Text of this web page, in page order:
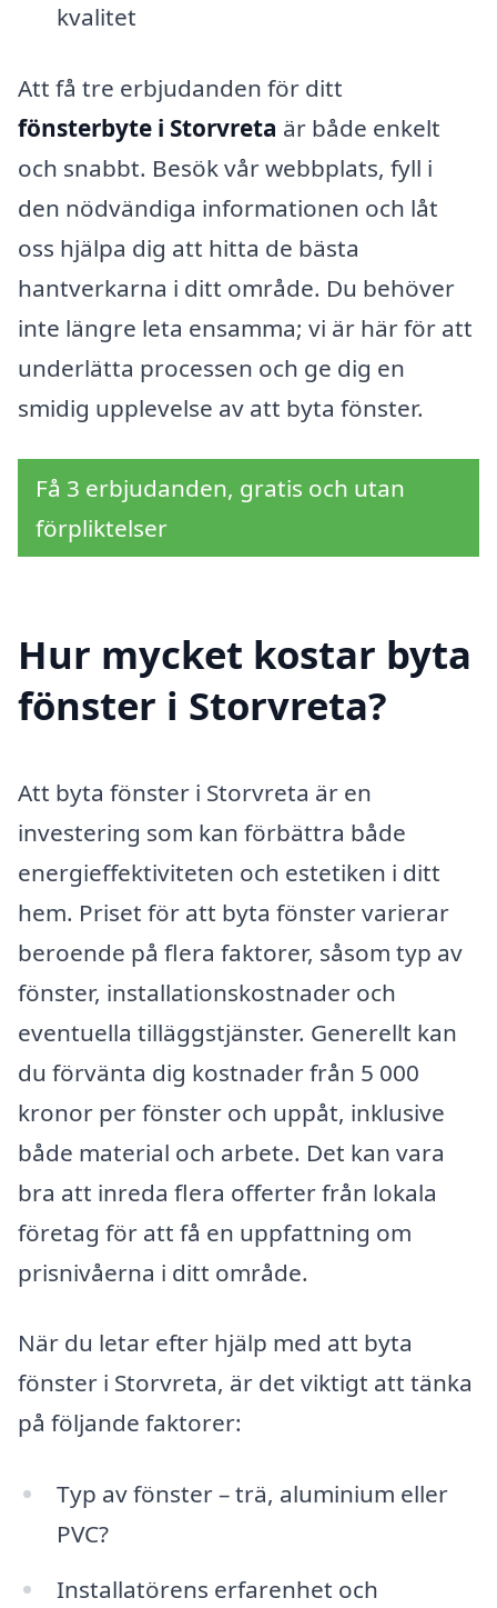
kvalitet
Att få tre erbjudanden för ditt
fönsterbyte i Storvreta är både enkelt
och snabbt. Besök vår webbplats, fyll i
den nödvändiga informationen och låt
oss hjälpa dig att hitta de bästa
hantverkarna i ditt område. Du behöver
inte längre leta ensamma; vi är här för att
underlätta processen och ge dig en
smidig upplevelse av att byta fönster.
Få 3 erbjudanden, gratis och utan
förpliktelser
Hur mycket kostar byta
fönster i Storvreta?
Att byta fönster i Storvreta är en
investering som kan förbättra både
energieffektiviteten och estetiken i ditt
hem. Priset för att byta fönster varierar
beroende på flera faktorer, såsom typ av
fönster, installationskostnader och
eventuella tilläggstjänster. Generellt kan
du förvänta dig kostnader från 5 000
kronor per fönster och uppåt, inklusive
både material och arbete. Det kan vara
bra att inreda flera offerter från lokala
företag för att få en uppfattning om
prisnivåerna i ditt område.
När du letar efter hjälp med att byta
fönster i Storvreta, är det viktigt att tänka
på följande faktorer:
Typ av fönster – trä, aluminium eller
PVC?
Installatörens erfarenhet och